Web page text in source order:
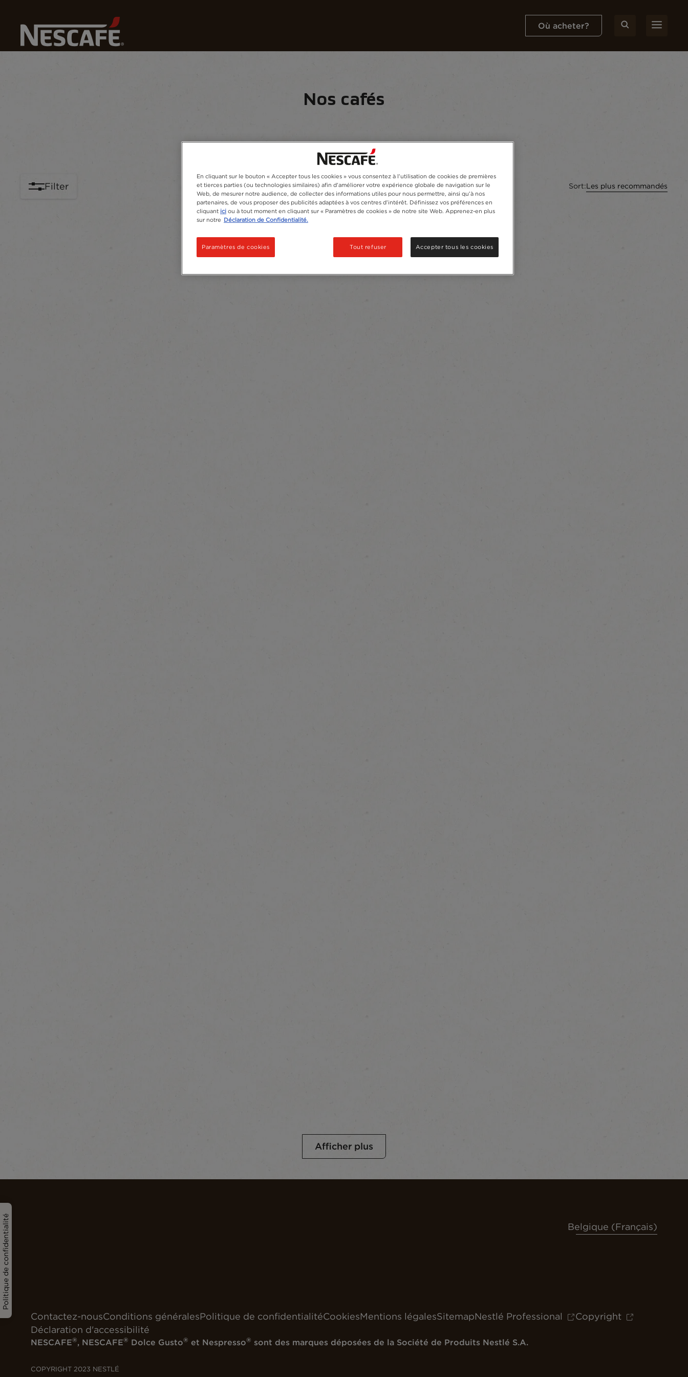
Où acheter?
Nos cafés
Matériel Notre gamme de cafés
Filter 49 produits Sort:Les plus recommandés
Afficher plus
Politique de confidentialité Belgique (Français)
Contactez-nousConditions généralesPolitique de confidentialitéCookiesMentions légalesSitemapNestlé Professional
Copyright
Déclaration d'accessibilité
NESCAFE®, NESCAFE® Dolce Gusto® et Nespresso® sont des marques déposées de la Société de Produits Nestlé S.A.
COPYRIGHT 2023 NESTLÉ
En cliquant sur le bouton « Accepter tous les cookies » vous consentez à l’utilisation de cookies de premières
et tierces parties (ou technologies similaires) afin d’améliorer votre expérience globale de navigation sur le
Web, de mesurer notre audience, de collecter des informations utiles pour nous permettre, ainsi qu’à nos
partenaires, de vous proposer des publicités adaptées à vos centres d’intérêt. Définissez vos préférences en
cliquant ici ou à tout moment en cliquant sur « Paramètres de cookies » de notre site Web. Apprenez-en plus
sur notre Déclaration de Confidentialité.
Paramètres de cookies Tout refuser Accepter tous les cookies